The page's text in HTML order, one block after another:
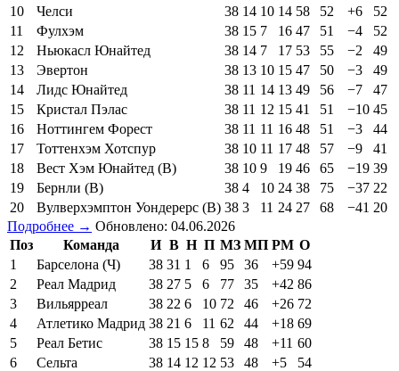
10
Челси 38 14 10 14 58 52 +6
52
11
Фулхэм 38 15 7 16 47 51 −4
52
12
Ньюкасл Юнайтед 38 14 7 17 53 55 −2
49
13
Эвертон 38 13 10 15 47 50 −3
49
14
Лидс Юнайтед 38 11 14 13 49 56 −7
47
15
Кристал Пэлас 38 11 12 15 41 51 −10 45
16
Ноттингем Форест 38 11 11 16 48 51 −3
44
17
Тоттенхэм Хотспур 38 10 11 17 48 57 −9
41
18
Вест Хэм Юнайтед (В) 38 10 9 19 46 65 −19 39
19
Бернли (В) 38 4 10 24 38 75 −37 22
20
Вулверхэмптон Уондерерс (В) 38 3 11 24 27 68 −41 20
Подробнее → Обновлено: 04.06.2026
Поз
Команда И В Н П МЗ МП РМ О
1
Барселона (Ч) 38 31 1 6 95 36 +59 94
2
Реал Мадрид 38 27 5 6 77 35 +42 86
3
Вильярреал 38 22 6 10 72 46 +26 72
4
Атлетико Мадрид 38 21 6 11 62 44 +18 69
5
Реал Бетис 38 15 15 8 59 48 +11 60
6
Сельта 38 14 12 12 53 48 +5
54